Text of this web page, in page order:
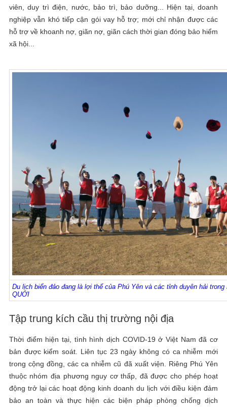
viên, duy trì điện, nước, bảo trì, bảo dưỡng... Hiện tại, doanh
nghiệp vẫn khó tiếp cận gói vay hỗ trợ; mới chỉ nhận được các
hỗ trợ về khoanh nợ, giãn nợ, giãn cách thời gian đóng bảo hiểm
xã hội...
Du lịch biển đảo đang là lợi thế của Phú Yên và các tỉnh duyên hải
QUỚI
Tập trung kích cầu thị trường nội địa
Thời điểm hiện tại, tình hình dịch COVID-19 ở Việt Nam đã cơ
bản được kiểm soát. Liên tục 23 ngày không có ca nhiễm mới
trong cộng đồng, các ca nhiễm cũ đã xuất viện. Riêng Phú Yên
thuộc nhóm địa phương nguy cơ thấp, đã được cho phép hoạt
động trở lại các hoạt động kinh doanh du lịch với điều kiện đảm
bảo an toàn và thực hiện các biện pháp phòng chống dịch